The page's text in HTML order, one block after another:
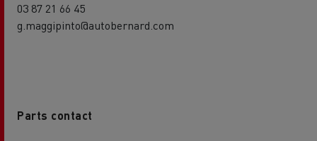
03 87 21 66 45
g.maggipinto@autobernard.com
Parts contact